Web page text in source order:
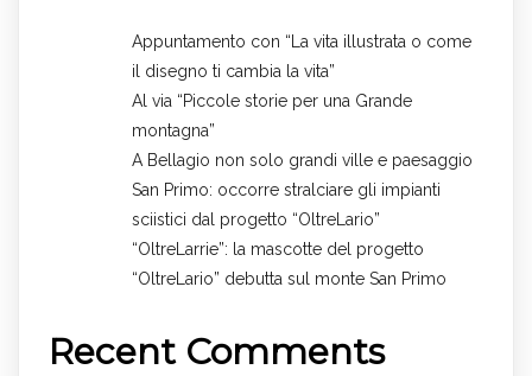
Appuntamento con “La vita illustrata o come
il disegno ti cambia la vita”
Al via “Piccole storie per una Grande
montagna”
A Bellagio non solo grandi ville e paesaggio
San Primo: occorre stralciare gli impianti
sciistici dal progetto “OltreLario”
“OltreLarrie”: la mascotte del progetto
“OltreLario” debutta sul monte San Primo
Recent Comments